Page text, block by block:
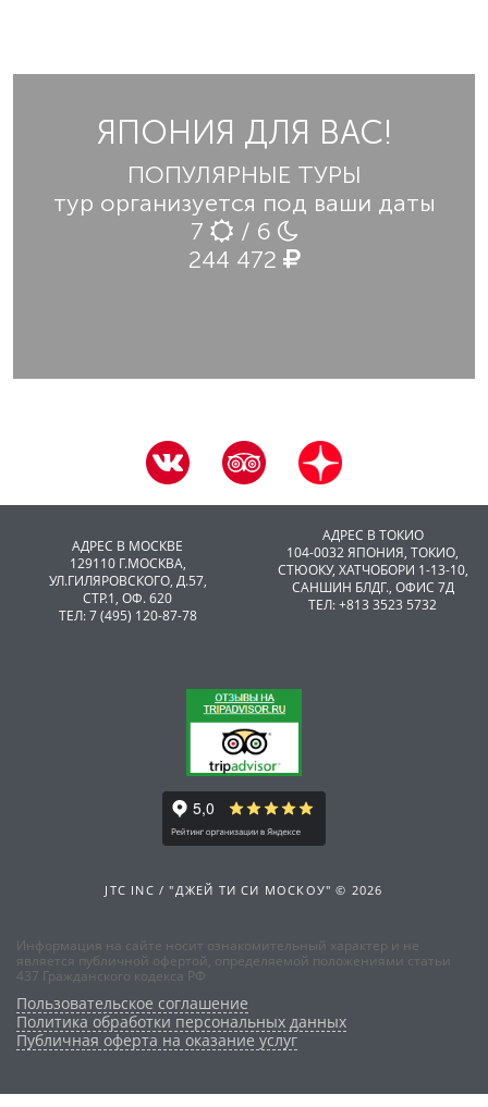
ЯПОНИЯ ДЛЯ ВАС!
ПОПУЛЯРНЫЕ ТУРЫ
тур организуется под ваши даты
7
/ 6
244 472
АДРЕС В МОСКВЕ
129110 Г.МОСКВА,
УЛ.ГИЛЯРОВСКОГО, Д.57,
СТР.1, ОФ. 620
ТЕЛ: 7 (495) 120-87-78
АДРЕС В ТОКИО
104-0032 ЯПОНИЯ, ТОКИО,
CТЮОКУ, ХАТЧОБОРИ 1-13-10,
САНШИН БЛДГ., ОФИС 7Д
ТЕЛ: +813 3523 5732
JTC INC / "ДЖЕЙ ТИ СИ МОСКОУ" © 2026
Информация на сайте носит ознакомительный характер и не
является публичной офертой, определяемой положениями статьи
437 Гражданского кодекса РФ
Пользовательское соглашение
Политика обработки персональных данных
Публичная оферта на оказание услуг